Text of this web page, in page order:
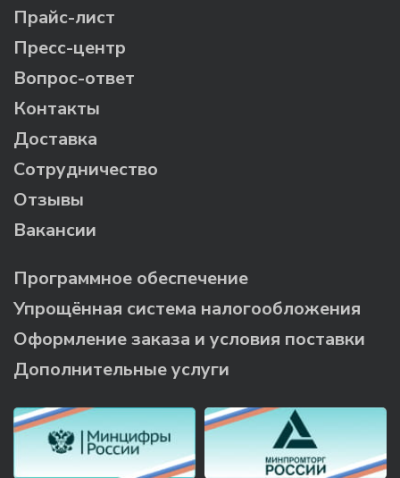
Прайс-лист
Пресс-центр
Вопрос-ответ
Контакты
Доставка
Сотрудничество
Отзывы
Вакансии
Программное обеспечение
Упрощённая система налогообложения
Оформление заказа и условия поставки
Дополнительные услуги